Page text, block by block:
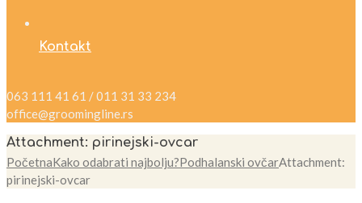
Kontakt
063 111 41 61 / 011 31 33 234
office@groomingline.rs
Attachment: pirinejski-ovcar
PočetnaKako odabrati najbolju?Podhalanski ovčarAttachment:
pirinejski-ovcar